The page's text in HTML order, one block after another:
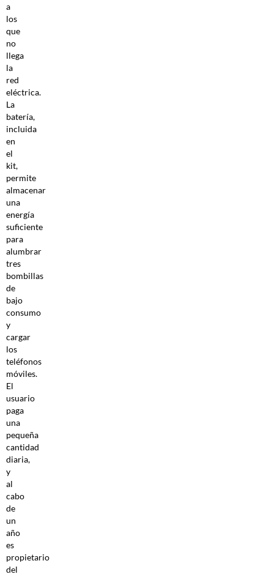
a
los
que
no
llega
la
red
eléctrica.
La
batería,
incluida
en
el
kit,
permite
almacenar
una
energía
suficiente
para
alumbrar
tres
bombillas
de
bajo
consumo
y
cargar
los
teléfonos
móviles.
El
usuario
paga
una
pequeña
cantidad
diaria,
y
al
cabo
de
un
año
es
propietario
del